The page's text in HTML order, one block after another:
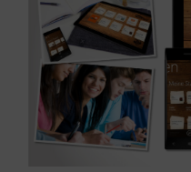
Referenz: Entwicklung,
Windows App –